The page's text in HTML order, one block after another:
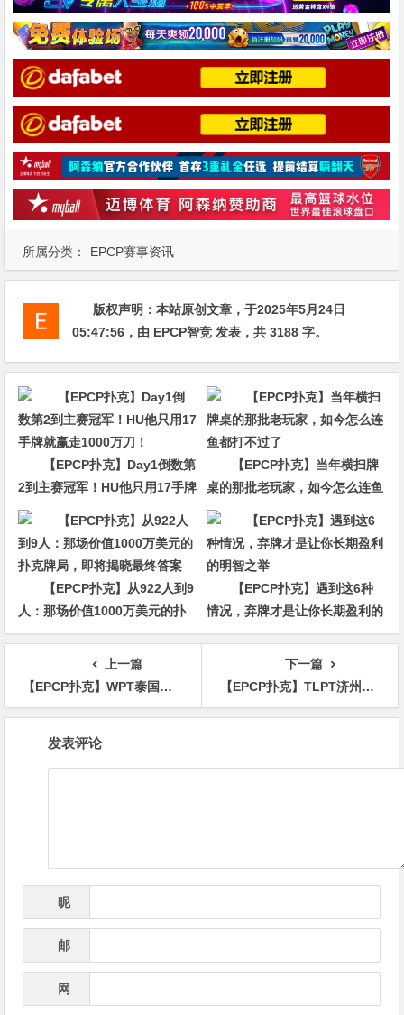
所属分类： EPCP赛事资讯
版权声明：本站原创文章，于2025年5月24日
05:47:56 ，由 EPCP智竞 发表，共 3188 字。
【EPCP扑克】Day1倒数第
2到主赛冠军！HU他只用17手牌
就赢走1000万刀！
【EPCP扑克】当年横扫牌
桌的那批老玩家，如今怎么连鱼
都打不过了
【EPCP扑克】从922人到9
人：那场价值1000万美元的扑
克牌局，即将揭晓最终答案
【EPCP扑克】遇到这6种
情况，弃牌才是让你长期盈利的
明智之举
上一篇
【EPCP扑克】WPT泰国站将于今年7月30日正式登陆曼谷
下一篇
【EPCP扑克】TLPT济州岛 | 美国选手Stephen Song夺得豪客主赛冠军，收获奖金75万刀
发表评论
昵
邮
网